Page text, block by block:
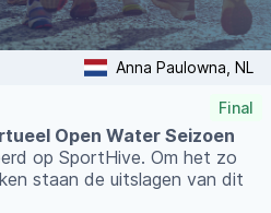
Anna Paulowna, NL
Final
Open Water Seizoen
op SportHive. Om het zo
staan de uitslagen van dit